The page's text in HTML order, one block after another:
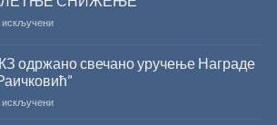
капиталних
на
српском
ЖИЧКЕ
2026.
ГОДИНУ
искљученина
СНИЖЕЊЕ
одржано свечано уручење Награде
искљученина